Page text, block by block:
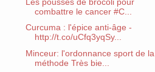
Les pousses de brocoli pour
combattre le cancer #C...
Curcuma : l'épice anti-âge -
http://t.co/uCfq3yqSy...
Minceur: l'ordonnance sport de la
méthode Très bie...